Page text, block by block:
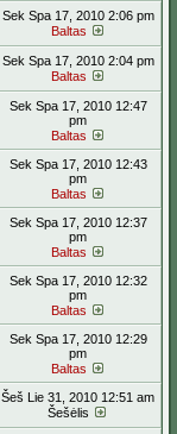
Sek Spa 17, 2010 2:06 pm
Baltas
Sek Spa 17, 2010 2:04 pm
Baltas
Sek Spa 17, 2010 12:47
pm
Baltas
Sek Spa 17, 2010 12:43
pm
Baltas
Sek Spa 17, 2010 12:37
pm
Baltas
Sek Spa 17, 2010 12:32
pm
Baltas
Sek Spa 17, 2010 12:29
pm
Baltas
Šeš Lie 31, 2010 12:51 am
Šešėlis